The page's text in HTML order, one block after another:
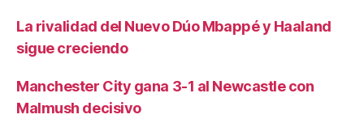
La rivalidad del Nuevo Dúo Mbappé y Haaland
sigue creciendo
Manchester City gana 3-1 al Newcastle con
Malmush decisivo